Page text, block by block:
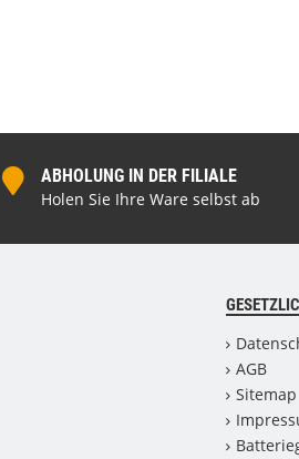
ABHOLUNG IN DER FILIALE
Holen Sie Ihre Ware selbst ab
AGB
Sitemap